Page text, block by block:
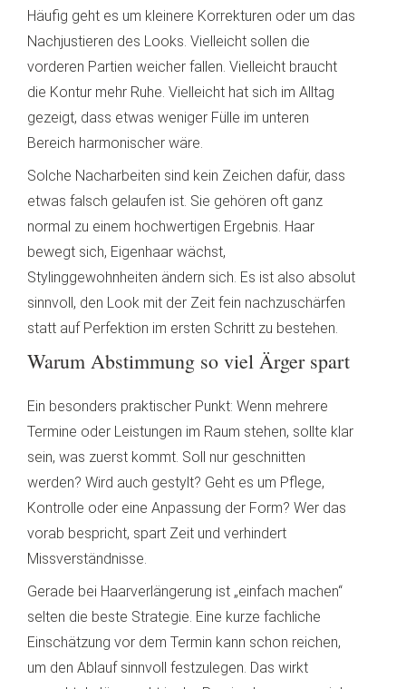
Häufig geht es um kleinere Korrekturen oder um das
Nachjustieren des Looks. Vielleicht sollen die
vorderen Partien weicher fallen. Vielleicht braucht
die Kontur mehr Ruhe. Vielleicht hat sich im Alltag
gezeigt, dass etwas weniger Fülle im unteren
Bereich harmonischer wäre.
Solche Nacharbeiten sind kein Zeichen dafür, dass
etwas falsch gelaufen ist. Sie gehören oft ganz
normal zu einem hochwertigen Ergebnis. Haar
bewegt sich, Eigenhaar wächst,
Stylinggewohnheiten ändern sich. Es ist also absolut
sinnvoll, den Look mit der Zeit fein nachzuschärfen
statt auf Perfektion im ersten Schritt zu bestehen.
Warum Abstimmung so viel Ärger spart
Ein besonders praktischer Punkt: Wenn mehrere
Termine oder Leistungen im Raum stehen, sollte klar
sein, was zuerst kommt. Soll nur geschnitten
werden? Wird auch gestylt? Geht es um Pflege,
Kontrolle oder eine Anpassung der Form? Wer das
vorab bespricht, spart Zeit und verhindert
Missverständnisse.
Gerade bei Haarverlängerung ist „einfach machen“
selten die beste Strategie. Eine kurze fachliche
Einschätzung vor dem Termin kann schon reichen,
um den Ablauf sinnvoll festzulegen. Das wirkt